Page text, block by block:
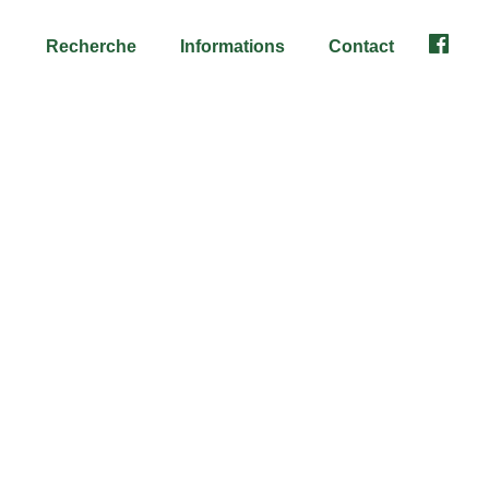
Recherche Informations Contact